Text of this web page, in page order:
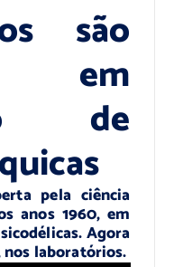
são
em
de
pela ciência
anos 1960, em
Agora
laboratórios.